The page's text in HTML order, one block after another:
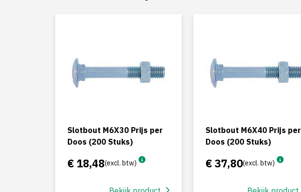
Slotbout M6X30 Prijs per
Doos (200 Stuks)
€ 18,48(excl. btw)
Slotbout M6X40 Prijs per
Doos (200 Stuks)
€ 37,80(excl. btw)